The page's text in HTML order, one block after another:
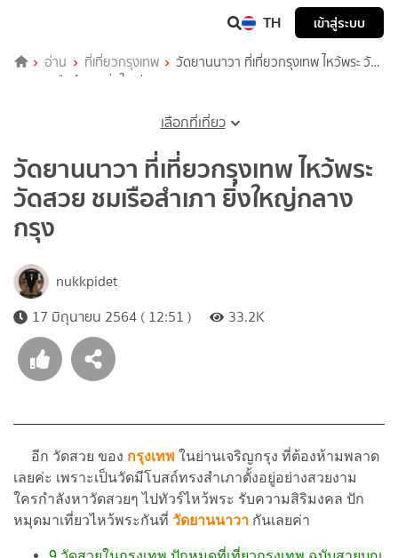
TH เข้าสู่ระบบ
อ่าน ที่เที่ยวกรุงเทพ
วัดยานนาวา ที่เที่ยวกรุงเทพ ไหว้พระ วัด
สวย ชมเรือสำเภา ยิ่งใหญ่กลางกรุง
เลือกที่เที่ยว
วัดยานนาวา ที่เที่ยวกรุงเทพ ไหว้พระ
วัดสวย ชมเรือสำเภา ยิ่งใหญ่กลาง
กรุง
nukkpidet
17 มิถุนายน 2564 ( 12:51 )
33.2K
อีก วัดสวย ของ กรุงเทพ ในย่านเจริญกรุง ที่ต้องห้ามพลาด
เลยค่ะ เพราะเป็นวัดมีโบสถ์ทรงสำเภาตั้งอยู่อย่างสวยงาม
ใครกำลังหาวัดสวยๆ ไปทัวร์ไหว้พระ รับความสิริมงคล ปัก
หมุดมาเที่ยวไหว้พระกันที่ วัดยานนาวา กันเลยค่า